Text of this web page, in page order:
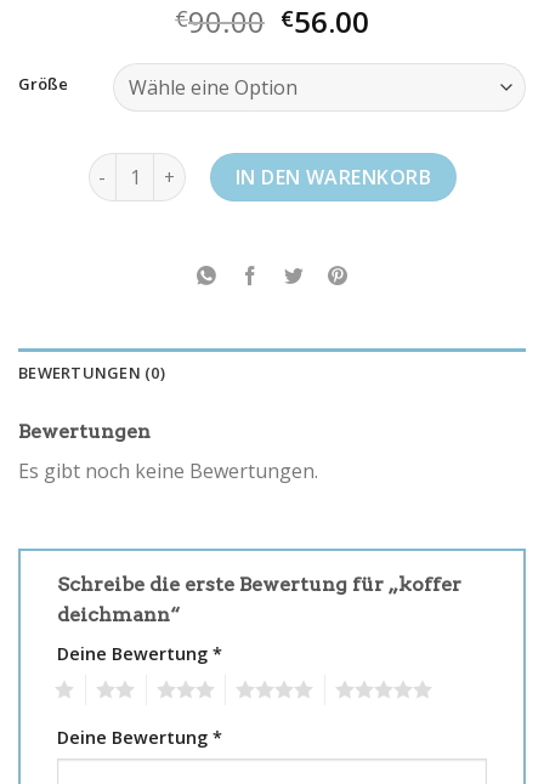
€90.00 €56.00
Größe
koffer deichmann MengeIN DEN WARENKORB
BEWERTUNGEN (0)
Bewertungen
Es gibt noch keine Bewertungen.
Schreibe die erste Bewertung für „koffer
deichmann“
Deine Bewertung *
Deine Bewertung *